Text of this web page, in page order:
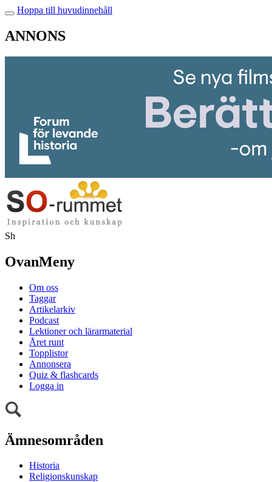
Hoppa till huvudinnehåll
ANNONS
Sh
OvanMeny
Om oss
Taggar
Artikelarkiv
Podcast
Lektioner och lärarmaterial
Året runt
Topplistor
Annonsera
Quiz & flashcards
Logga in
Ämnesområden
Historia
Religionskunskap